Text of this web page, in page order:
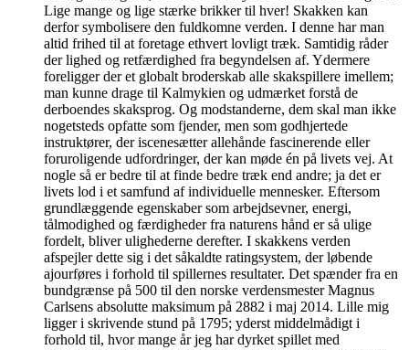
Lige mange og lige stærke brikker til hver! Skakken kan
derfor symbolisere den fuldkomne verden. I denne har man
altid frihed til at foretage ethvert lovligt træk. Samtidig råder
der lighed og retfærdighed fra begyndelsen af. Ydermere
foreligger der et globalt broderskab alle skakspillere imellem;
man kunne drage til Kalmykien og udmærket forstå de
derboendes skaksprog. Og modstanderne, dem skal man ikke
nogetsteds opfatte som fjender, men som godhjertede
instruktører, der iscenesætter allehånde fascinerende eller
foruroligende udfordringer, der kan møde én på livets vej. At
nogle så er bedre til at finde bedre træk end andre; ja det er
livets lod i et samfund af individuelle mennesker. Eftersom
grundlæggende egenskaber som arbejdsevner, energi,
tålmodighed og færdigheder fra naturens hånd er så ulige
fordelt, bliver ulighederne derefter. I skakkens verden
afspejler dette sig i det såkaldte ratingsystem, der løbende
ajourføres i forhold til spillernes resultater. Det spænder fra en
bundgrænse på 500 til den norske verdensmester Magnus
Carlsens absolutte maksimum på 2882 i maj 2014. Lille mig
ligger i skrivende stund på 1795; yderst middelmådigt i
forhold til, hvor mange år jeg har dyrket spillet med